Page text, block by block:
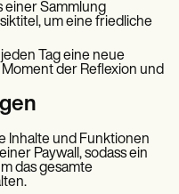
einer Sammlung
um eine friedliche
Tag eine neue
der Reflexion und
Inhalte und Funktionen
Paywall, sodass ein
das gesamte